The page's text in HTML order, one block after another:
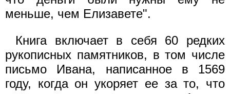
меньше, чем Елизавете".
Книга включает в себя 60 редких
рукописных памятников, в том числе
письмо Ивана, написанное в 1569
году, когда он укоряет ее за то, что